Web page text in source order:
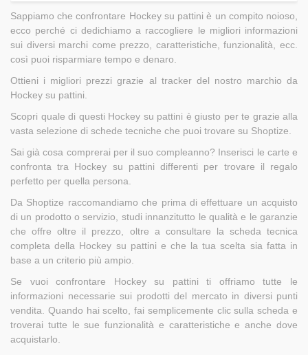
Sappiamo che confrontare Hockey su pattini è un compito noioso,
ecco perché ci dedichiamo a raccogliere le migliori informazioni
sui diversi marchi come prezzo, caratteristiche, funzionalità, ecc.
così puoi risparmiare tempo e denaro.
Ottieni i migliori prezzi grazie al tracker del nostro marchio da
Hockey su pattini.
Scopri quale di questi Hockey su pattini è giusto per te grazie alla
vasta selezione di schede tecniche che puoi trovare su Shoptize.
Sai già cosa comprerai per il suo compleanno? Inserisci le carte e
confronta tra Hockey su pattini differenti per trovare il regalo
perfetto per quella persona.
Da Shoptize raccomandiamo che prima di effettuare un acquisto
di un prodotto o servizio, studi innanzitutto le qualità e le garanzie
che offre oltre il prezzo, oltre a consultare la scheda tecnica
completa della Hockey su pattini e che la tua scelta sia fatta in
base a un criterio più ampio.
Se vuoi confrontare Hockey su pattini ti offriamo tutte le
informazioni necessarie sui prodotti del mercato in diversi punti
vendita. Quando hai scelto, fai semplicemente clic sulla scheda e
troverai tutte le sue funzionalità e caratteristiche e anche dove
acquistarlo.